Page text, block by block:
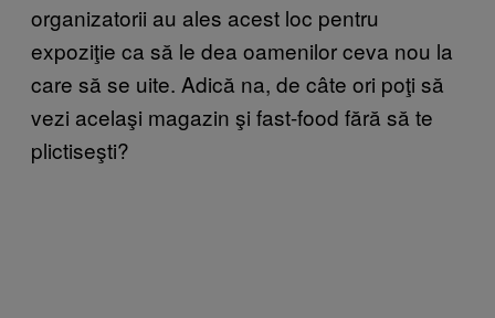
organizatorii au ales acest loc pentru
expoziţie ca să le dea oamenilor ceva nou la
care să se uite. Adică na, de câte ori poţi să
vezi acelaşi magazin şi fast-food fără să te
plictiseşti?